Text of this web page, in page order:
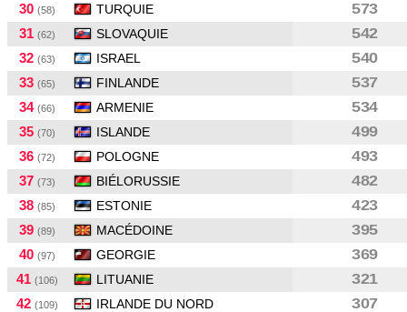
30 (58) TURQUIE
573
31 (62) SLOVAQUIE
542
32 (63) ISRAEL
540
33 (65) FINLANDE
537
34 (66) ARMENIE
534
35 (70) ISLANDE
499
36 (72) POLOGNE
493
37 (73) BIÉLORUSSIE
482
38 (85) ESTONIE
423
39 (89) MACÉDOINE
395
40 (97) GEORGIE
369
41 (106) LITUANIE
321
42 (109) IRLANDE DU NORD
307